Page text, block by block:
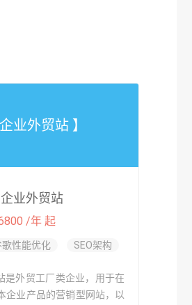
业外贸站 】
业外贸站
/年 起
歌性能优化 SEO架构
是外贸工厂类企业，用于在
企业产品的营销型网站，以